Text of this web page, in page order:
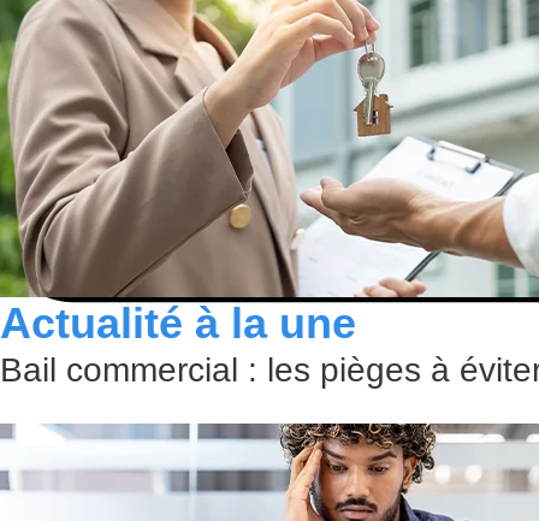
Actualité à la une
Bail commercial : les pièges à